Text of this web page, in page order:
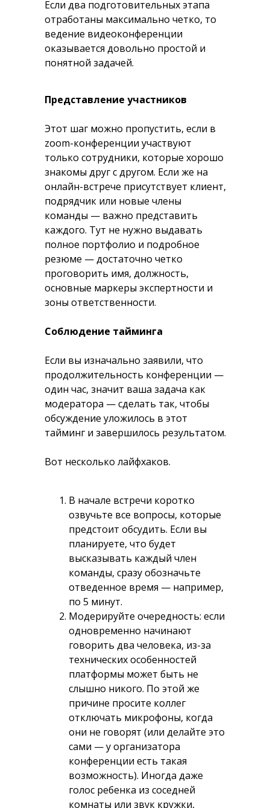
Если два подготовительных этапа
отработаны максимально четко, то
ведение видеоконференции
оказывается довольно простой и
понятной задачей.
Представление участников
Этот шаг можно пропустить, если в
zoom-конференции участвуют
только сотрудники, которые хорошо
знакомы друг с другом. Если же на
онлайн-встрече присутствует клиент,
подрядчик или новые члены
команды — важно представить
каждого. Тут не нужно выдавать
полное портфолио и подробное
резюме — достаточно четко
проговорить имя, должность,
основные маркеры экспертности и
зоны ответственности.
Соблюдение тайминга
Если вы изначально заявили, что
продолжительность конференции —
один час, значит ваша задача как
модератора — сделать так, чтобы
обсуждение уложилось в этот
тайминг и завершилось результатом.
Вот несколько лайфхаков.
В начале встречи коротко
озвучьте все вопросы, которые
предстоит обсудить. Если вы
планируете, что будет
высказывать каждый член
команды, сразу обозначьте
отведенное время — например,
по 5 минут.
Модерируйте очередность: если
одновременно начинают
говорить два человека, из-за
технических особенностей
платформы может быть не
слышно никого. По этой же
причине просите коллег
отключать микрофоны, когда
они не говорят (или делайте это
сами — у организатора
конференции есть такая
возможность). Иногда даже
голос ребенка из соседней
комнаты или звук кружки,